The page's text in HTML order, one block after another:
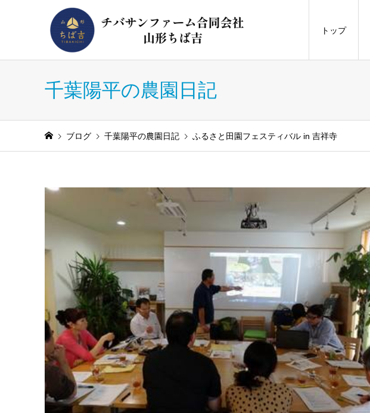
トップ
千葉陽平の農園日記
ブログ 千葉陽平の農園日記 ふるさと田園フェスティバル in 吉祥寺